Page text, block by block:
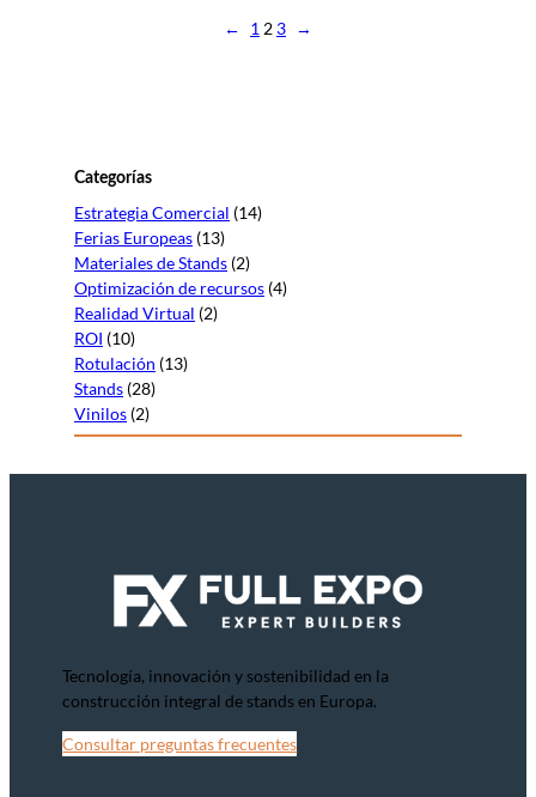
← 1 2 3 →
Categorías
Estrategia Comercial (14)
Ferias Europeas (13)
Materiales de Stands (2)
Optimización de recursos (4)
Realidad Virtual (2)
ROI (10)
Rotulación (13)
Stands (28)
Vinilos (2)
Tecnología, innovación y sostenibilidad en la
construcción integral de stands en Europa.
Consultar preguntas frecuentes